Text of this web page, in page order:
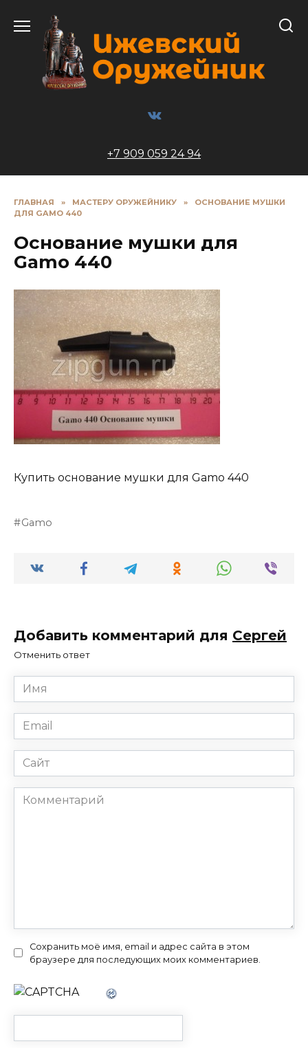
содержанию
+7 909 059 24 94
ГЛАВНАЯ » МАСТЕРУ ОРУЖЕЙНИКУ »
ОCНОВАНИЕ МУШКИ
ДЛЯ GAMO 440
Оcнование мушки для
Gamo 440
Купить основание мушки для Gamo 440
Gamo
Добавить комментарий для Сергей
Отменить ответ
Имя
*
Email
*
Сайт
Комментарий
Сохранить моё имя, email и адрес сайта в этом
браузере для последующих моих комментариев.